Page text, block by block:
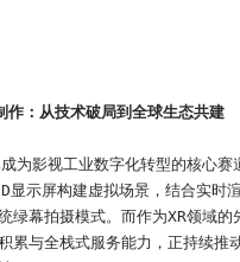
作：从技术破局到全球生态共建
为影视工业数字化转型的核心赛
显示屏构建虚拟场景，结合实时
绿幕拍摄模式。而作为XR领域的
累与全栈式服务能力，正持续推